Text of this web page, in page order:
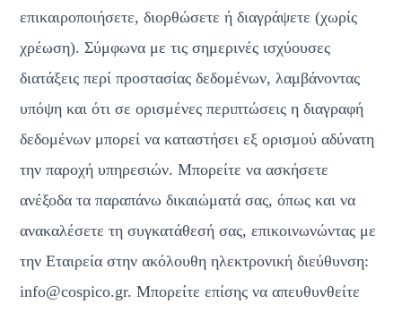
επικαιροποιήσετε, διορθώσετε ή διαγράψετε (χωρίς
χρέωση). Σύμφωνα με τις σημερινές ισχύουσες
διατάξεις περί προστασίας δεδομένων, λαμβάνοντας
υπόψη και ότι σε ορισμένες περιπτώσεις η διαγραφή
δεδομένων μπορεί να καταστήσει εξ ορισμού αδύνατη
την παροχή υπηρεσιών. Μπορείτε να ασκήσετε
ανέξοδα τα παραπάνω δικαιώματά σας, όπως και να
ανακαλέσετε τη συγκατάθεσή σας, επικοινωνώντας με
την Εταιρεία στην ακόλουθη ηλεκτρονική διεύθυνση:
info@cospico.gr. Μπορείτε επίσης να απευθυνθείτε